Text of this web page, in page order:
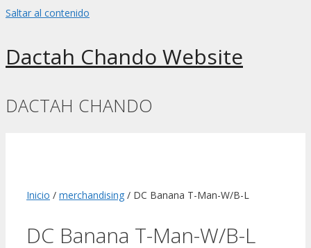
Saltar al contenido
Dactah Chando Website
DACTAH CHANDO
Inicio / merchandising / DC Banana T-Man-W/B-L
DC Banana T-Man-W/B-L